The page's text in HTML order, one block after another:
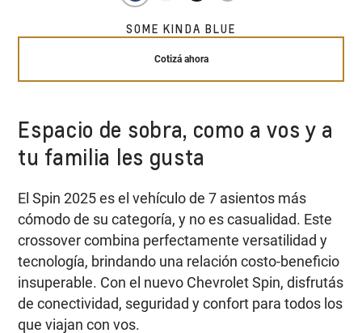
SOME KINDA BLUE
Cotizá ahora
Espacio de sobra, como a vos y a
tu familia les gusta
El Spin 2025 es el vehículo de 7 asientos más
cómodo de su categoría, y no es casualidad. Este
crossover combina perfectamente versatilidad y
tecnología, brindando una relación costo-beneficio
insuperable. Con el nuevo Chevrolet Spin, disfrutás
de conectividad, seguridad y confort para todos los
que viajan con vos.